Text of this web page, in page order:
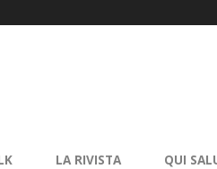
LA RIVISTA QUI